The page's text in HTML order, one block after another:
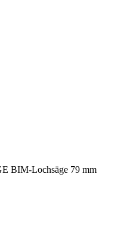
BIM-Lochsäge 79 mm